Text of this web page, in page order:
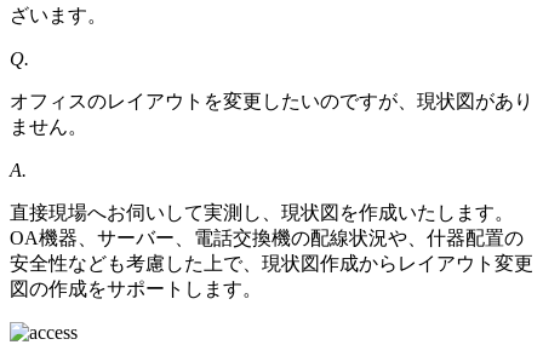
ざいます。
Q.
オフィスのレイアウトを変更したいのですが、現状図があり
ません。
A.
直接現場へお伺いして実測し、現状図を作成いたします。
OA機器、サーバー、電話交換機の配線状況や、什器配置の
安全性なども考慮した上で、現状図作成からレイアウト変更
図の作成をサポートします。